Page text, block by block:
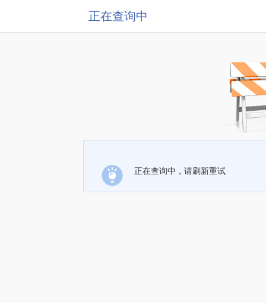
正在查询中
正在查询中，请刷新重试